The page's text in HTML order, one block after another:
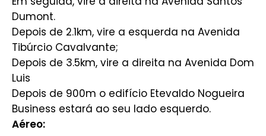
Dumont.
Depois de 2.1km, vire a esquerda na Avenida
Tibúrcio Cavalvante;
Depois de 3.5km, vire a direita na Avenida Dom
Luis
Depois de 900m o edifício Etevaldo Nogueira
Business estará ao seu lado esquerdo.
Aéreo: